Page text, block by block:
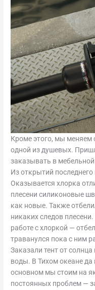
Кроме этого, мы меняем
одной из душевых.
заказывать в
Из открытий
Оказывается хлорка
плесени силиконовые
как новые. Также
никаких следов
работе с хлоркой —
траванулся пока с ним
Заказали тент от
воды. В Тихом океане да
основном мы стоим на
постоянных проблем —